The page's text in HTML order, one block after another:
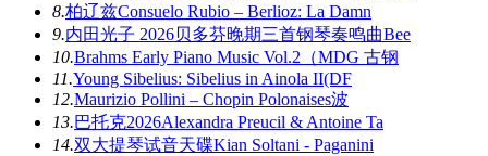
8.柏辽兹Consuelo Rubio – Berlioz: La Damn
9.内田光子 2026贝多芬晚期三首钢琴奏鸣曲Bee
10.Brahms Early Piano Music Vol.2（MDG 古钢
11.Young Sibelius: Sibelius in Ainola II(DF
12.Maurizio Pollini – Chopin Polonaises波
13.巴托克2026Alexandra Preucil & Antoine Ta
14.双大提琴试音天碟Kian Soltani - Paganini